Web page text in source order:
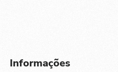
Informações